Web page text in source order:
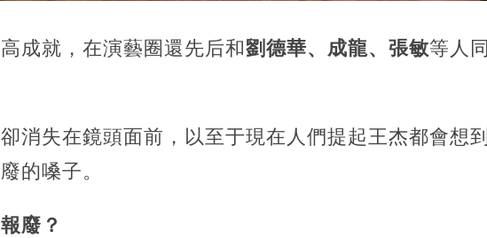
成就，在演藝圈還先后和劉德華、成龍、張敏等人同
消失在鏡頭面前，以至于現在人們提起王杰都會想到
的嗓子。
廢？